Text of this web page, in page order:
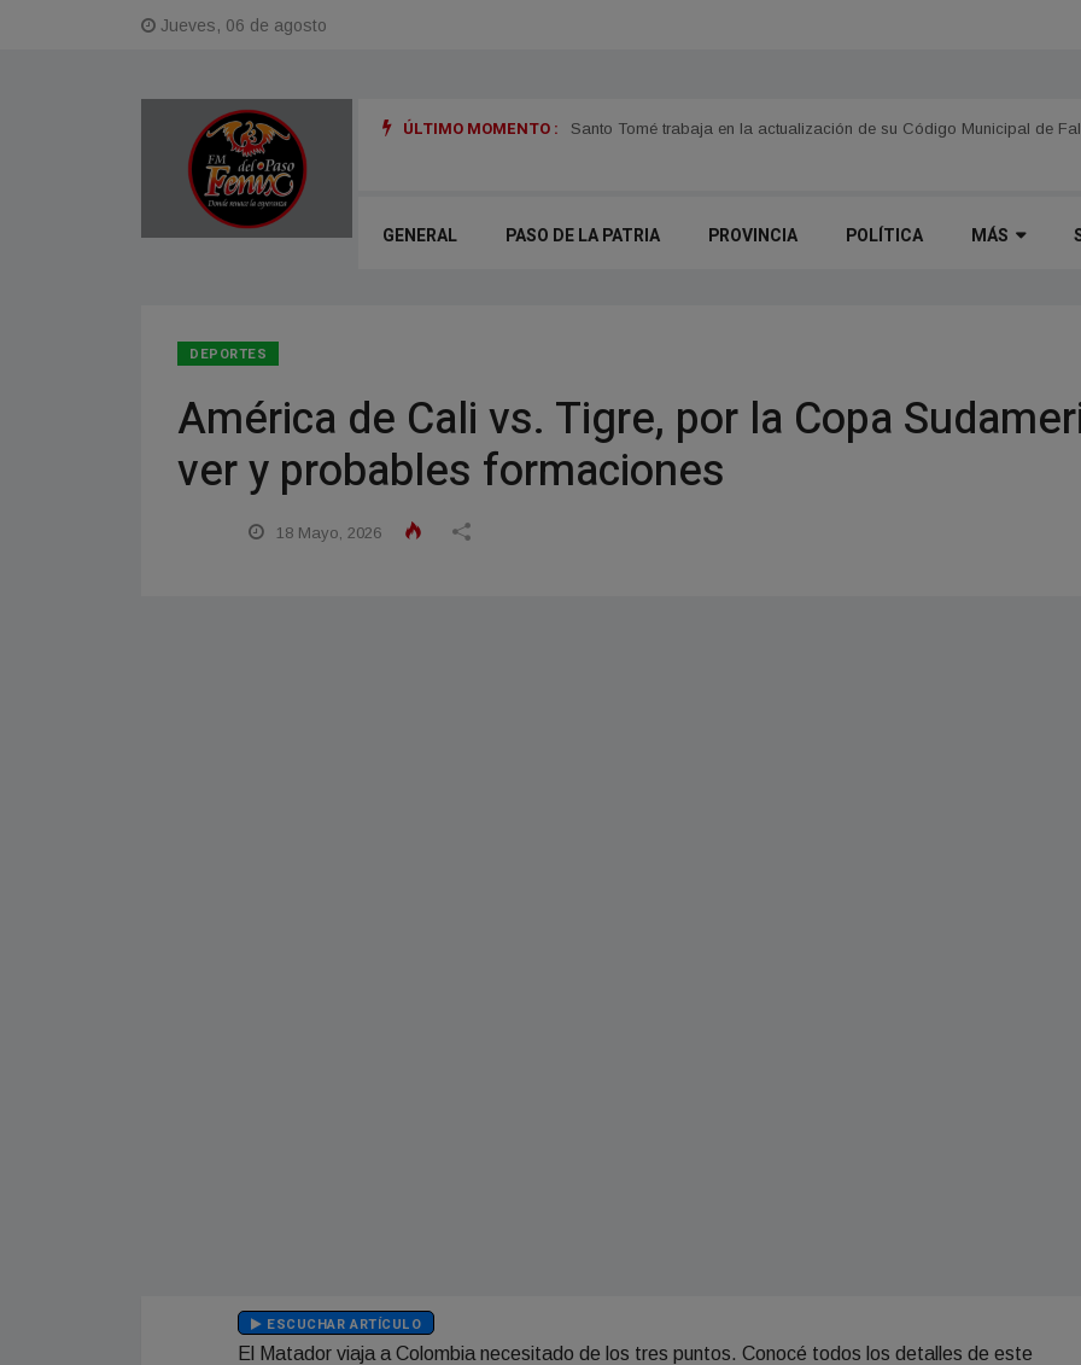
Jueves, 06 de agosto
ÚLTIMO MOMENTO : Itatí se prepara para el fenómeno "Del Niño"
GENERAL PASO DE LA PATRIA PROVINCIA POLÍTICA MÁS
DEPORTES
América de Cali vs. Tigre, por la Copa
ver y probables formaciones
18 Mayo, 2026
ESCUCHAR ARTÍCULO
El Matador viaja a Colombia necesitado de los tres puntos. Conocé todos los detalles de este